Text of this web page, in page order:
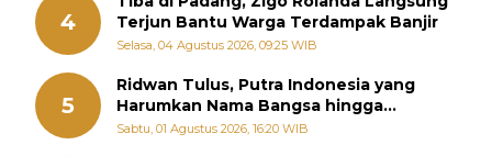
4
Terjun Bantu Warga Terdampak Banjir
Selasa, 04 Agustus 2026, 09:25 WIB
5
Ridwan Tulus, Putra Indonesia yang
Harumkan Nama Bangsa hingga
Diabadikan dalam Buku Jepang
Sabtu, 01 Agustus 2026, 16:20 WIB